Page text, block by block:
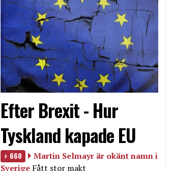
Efter Brexit - Hur
Tyskland kapade EU
660
Martin Selmayr är okänt namn i
Sverige Fått stor makt